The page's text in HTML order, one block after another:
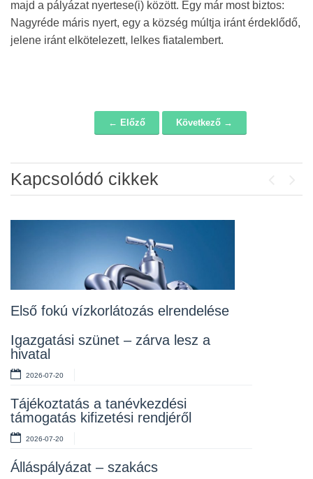
majd a pályázat nyertese(i) között. Egy már most biztos:
Nagyréde máris nyert, egy a község múltja iránt érdeklődő,
jelene iránt elkötelezett, lelkes fiatalembert.
← Előző Következő →
Kapcsolódó cikkek
Első fokú vízkorlátozás elrendelése
Igazgatási szünet – zárva lesz a
hivatal
2026-07-20
Tájékoztatás a tanévkezdési
támogatás kifizetési rendjéről
2026-07-20
Álláspályázat – szakács
Álláspályázat – konyhai kisegítő
Lakossági fórum az Erzsébet téri
2026-07-10
Rendelet kihirdetése
2026-07-10
Álláspályázat – takarító
2026-07-06